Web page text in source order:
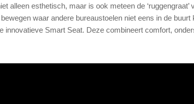
alleen esthetisch, maar is ook meteen de
waar andere bureaustoelen niet eens in de buurt
innovatieve Smart Seat. Deze combineert comfort,